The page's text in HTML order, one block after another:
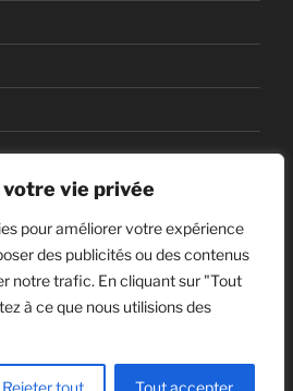
vie privée
pour améliorer votre expérience
des publicités ou des contenus
notre trafic. En cliquant sur "Tout
à ce que nous utilisions des
Rejeter tout Tout accepter